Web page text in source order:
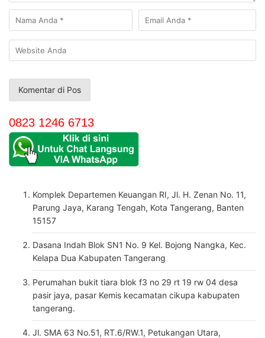
0823 1246 6713
Komplek Departemen Keuangan RI, Jl. H. Zenan No. 11,
Parung Jaya, Karang Tengah, Kota Tangerang, Banten
15157
Dasana Indah Blok SN1 No. 9 Kel. Bojong Nangka, Kec.
Kelapa Dua Kabupaten Tangerang
Perumahan bukit tiara blok f3 no 29 rt 19 rw 04 desa
pasir jaya, pasar Kemis kecamatan cikupa kabupaten
tangerang.
Jl. SMA 63 No.51, RT.6/RW.1, Petukangan Utara,